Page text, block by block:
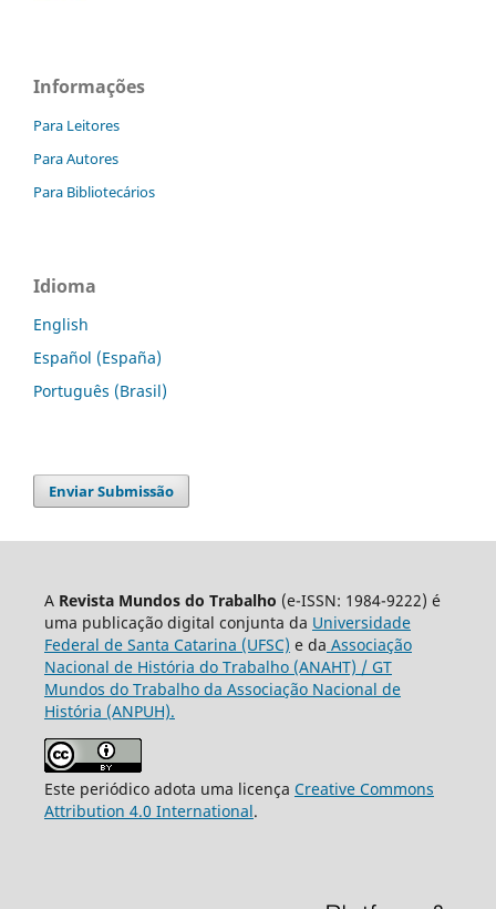
Informações
Para Leitores
Para Autores
Para Bibliotecários
Idioma
English
Español (España)
Português (Brasil)
Enviar Submissão
A Revista Mundos do Trabalho (e-ISSN: 1984-9222) é
uma publicação digital conjunta da Universidade
Federal de Santa Catarina (UFSC) e da Associação
Nacional de História do Trabalho (ANAHT) / GT
Mundos do Trabalho da Associação Nacional de
História (ANPUH).
Este periódico adota uma licença Creative Commons
Attribution 4.0 International.